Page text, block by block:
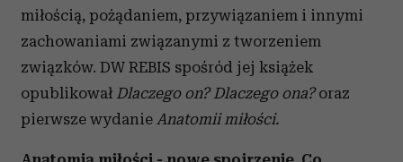
miłością, pożądaniem, przywiązaniem i innymi
zachowaniami związanymi z tworzeniem
związków. DW REBIS spośród jej książek
opublikował Dlaczego on? Dlaczego ona?oraz
pierwsze wydanie Anatomii miłości.